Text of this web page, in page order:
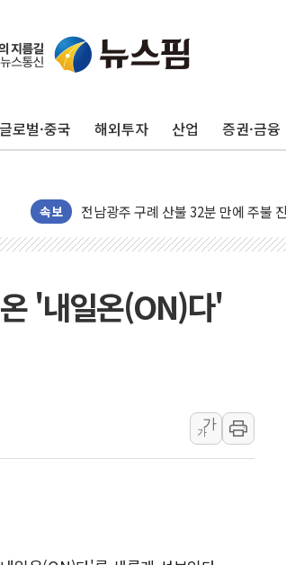
글로벌·중국 해외투자 산업 증권·금융
속보
국민의힘 윤리위, '부산 돌려차기 발
수박으로 여름 나는 하마
캠코, 5918억원 규모 압류재산 1506
[시승기] 공간·승차감 잡은 볼보
돌아온 홈플러스
[종합] 청도 흥선리 야산 산불 1시간
한미 법카 제보자 "신동국과 무관…
에어로케이항공, 청주-중국 청두 노
네이버, AI 브리핑 도입 후 블로그
SKT, '8월 월간 럭키 페스타' 실시...
LG헬로비전 '헬로모바일', 교보문고
원주시, 첨단의료복합단지 지정 준
'내일온(ON)다'
가
가